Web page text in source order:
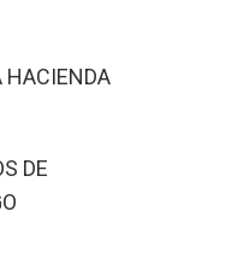
HACIENDA
DE